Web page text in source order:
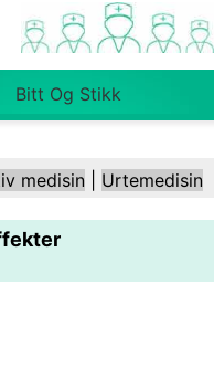
Bitt Og Stikk
Folkehelse Og
Helse
medisin Urtemedisin